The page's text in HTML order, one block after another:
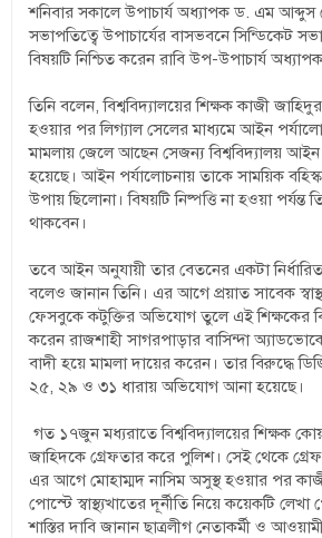
শনিবার সকালে উপাচার্য অধ্যাপক ড. এম
সভাপতিত্বে উপাচার্যের বাসভবনে সিন্ডিকেট
বিষয়টি নিশ্চিত করেন রাবি উপ-উপাচার্য
তিনি বলেন, বিশ্ববিদ্যালয়ের শিক্ষক কাজী
হওয়ার পর লিগ্যাল সেলের মাধ্যমে আইন
মামলায় জেলে আছেন সেজন্য বিশ্ববিদ্যালয় আইন
হয়েছে। আইন পর্যালোচনায় তাকে সাময়িক
উপায় ছিলোনা। বিষয়টি নিষ্পত্তি না হওয়া পর্যন্ত
থাকবেন।
তবে আইন অনুযায়ী তার বেতনের একটা
বলেও জানান তিনি। এর আগে প্রয়াত সাবেক
ফেসবুকে কটুক্তির অভিযোগ তুলে এই শিক্ষকের
করেন রাজশাহী সাগরপাড়ার বাসিন্দা
বাদী হয়ে মামলা দায়ের করেন। তার বিরুদ্ধে
২৫, ২৯ ও ৩১ ধারায় অভিযোগ আনা হয়েছে।
গত ১৭জুন মধ্যরাতে বিশ্ববিদ্যালয়ের শিক্ষক
জাহিদকে গ্রেফতার করে পুলিশ। সেই থেকে
এর আগে মোহাম্মদ নাসিম অসুস্থ হওয়ার পর
পোস্টে স্বাস্থ্যখাতের দূর্নীতি নিয়ে কয়েকটি
শাস্তির দাবি জানান ছাত্রলীগ নেতাকর্মী ও